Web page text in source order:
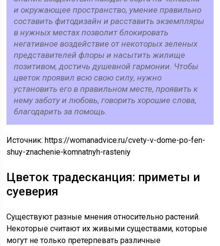
и окружающее пространство, умение правильно
составить фитодизайн и расставить экземпляры
в нужных местах позволит блокировать
негативное воздействие от некоторых зеленых
представителей флоры и насытить жилище
позитивом, достичь душевной гармонии. Чтобы
цветок проявил всю свою силу, нужно
установить его в правильном месте, проявить к
нему заботу и любовь, говорить хорошие слова,
благодарить за помощь.
Источник:https://womanadvice.ru/cvety-v-dome-po-fen-
shuy-znachenie-komnatnyh-rasteniy
Цветок традесканция: приметы и
суеверия
Существуют разные мнения относительно растений.
Некоторые считают их живыми существами, которые
могут не только претерпевать различные